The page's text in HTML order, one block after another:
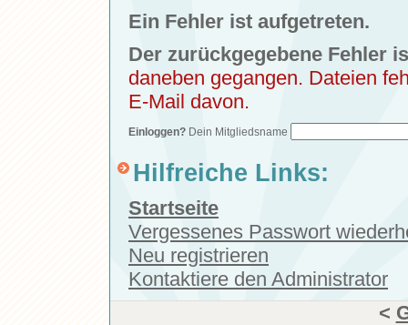
Ein Fehler ist aufgetreten.
Der zurückgegebene Fehler
daneben gegangen. Dateien
E-Mail davon.
Einloggen? Dein Mitgliedsname
Hilfreiche Links:
Startseite
Vergessenes Passwort
Neu registrieren
Kontaktiere den Administrator
<